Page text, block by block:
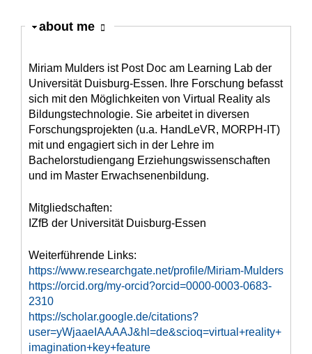
Ausblenden
about me
Miriam Mulders ist Post Doc am Learning Lab der
Universität Duisburg-Essen. Ihre Forschung befasst
sich mit den Möglichkeiten von Virtual Reality als
Bildungstechnologie. Sie arbeitet in diversen
Forschungsprojekten (u.a. HandLeVR, MORPH-IT)
mit und engagiert sich in der Lehre im
Bachelorstudiengang Erziehungswissenschaften
und im Master Erwachsenenbildung.
Mitgliedschaften:
IZfB der Universität Duisburg-Essen
Weiterführende Links:
https://www.researchgate.net/profile/Miriam-Mulders
https://orcid.org/my-orcid?orcid=0000-0003-0683-
2310
https://scholar.google.de/citations?
user=yWjaaeIAAAAJ&hl=de&scioq=virtual+reality+
imagination+key+feature